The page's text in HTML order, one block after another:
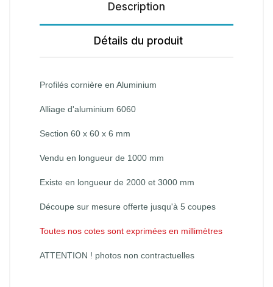
Description
Détails du produit
Profilés cornière en Aluminium
Alliage d'aluminium 6060
Section 60 x 60 x 6 mm
Vendu en longueur de 1000 mm
Existe en longueur de 2000 et 3000 mm
Découpe sur mesure offerte jusqu'à 5 coupes
Toutes nos cotes sont exprimées en millimètres
ATTENTION ! photos non contractuelles